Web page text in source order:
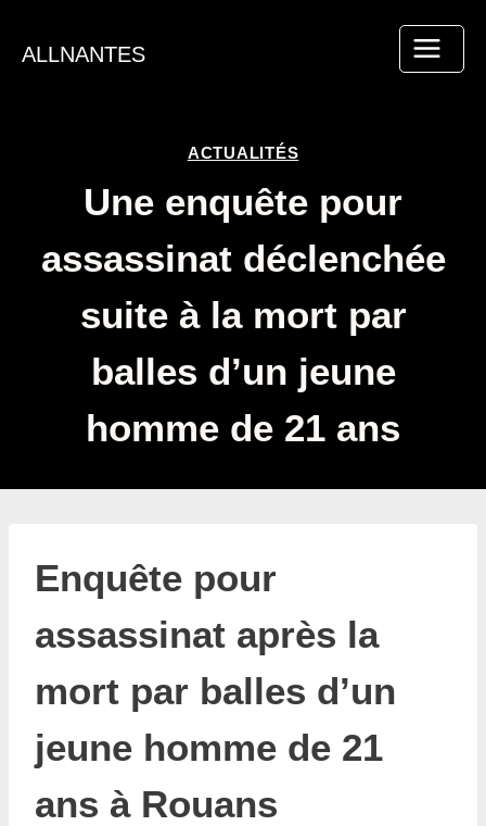
contenu
ALLNANTES
ACTUALITÉS
Une enquête pour
assassinat déclenchée
suite à la mort par
balles d’un jeune
homme de 21 ans
Enquête pour
assassinat après la
mort par balles d’un
jeune homme de 21
ans à Rouans